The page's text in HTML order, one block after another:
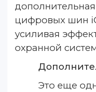
цифровых шин
усиливая
охранной
Это еще